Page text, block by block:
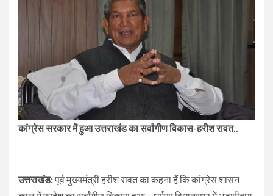
कांग्रेस सरकार में हुआ उत्तराखंड का सर्वांगीण विकास-हरीश रावत..
उत्तराखंड:पूर्व मुख्यमंत्री हरीश रावत का कहना हैं कि कांग्रेस शासन